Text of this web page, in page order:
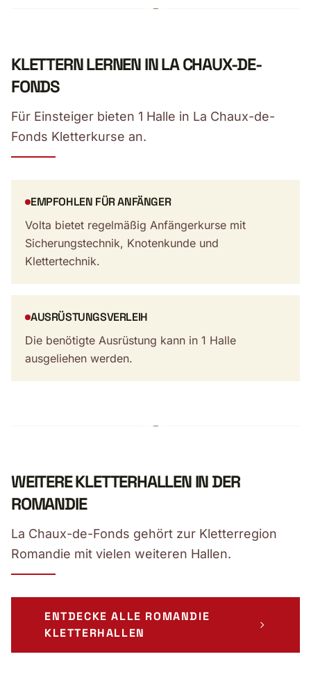
KLETTERN LERNEN IN LA CHAUX-DE-
FONDS
Für Einsteiger bieten 1 Halle in La Chaux-de-
Fonds Kletterkurse an.
EMPFOHLEN FÜR ANFÄNGER
Volta bietet regelmäßig Anfängerkurse mit
Sicherungstechnik, Knotenkunde und
Klettertechnik.
AUSRÜSTUNGSVERLEIH
Die benötigte Ausrüstung kann in 1 Halle
ausgeliehen werden.
WEITERE KLETTERHALLEN IN DER
ROMANDIE
La Chaux-de-Fonds gehört zur Kletterregion
Romandie mit vielen weiteren Hallen.
ENTDECKE ALLE ROMANDIE
KLETTERHALLEN